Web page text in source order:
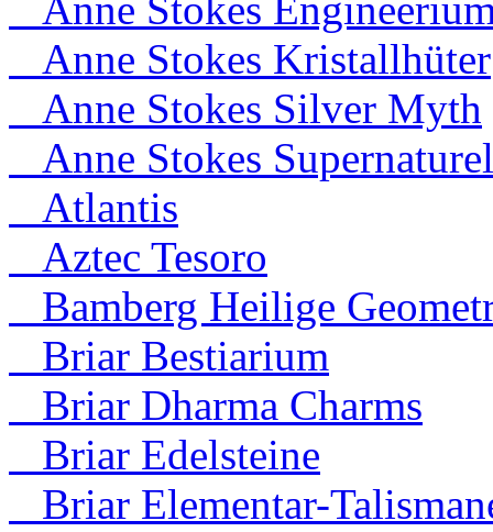
Anne Stokes
Anne Stokes Kristallhüter
Anne Stokes Silver Myth
Anne Stokes
Atlantis
Aztec Tesoro
Bamberg Heilige
Briar Bestiarium
Briar Dharma Charms
Briar Edelsteine
Briar Elementar-